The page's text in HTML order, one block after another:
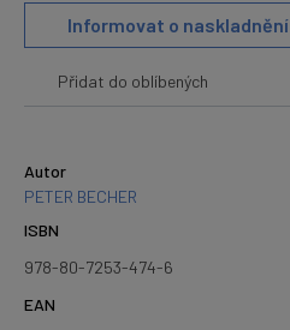
Informovat o naskladnění
Přidat do oblíbených
Autor
PETER BECHER
ISBN
978-80-7253-474-6
EAN